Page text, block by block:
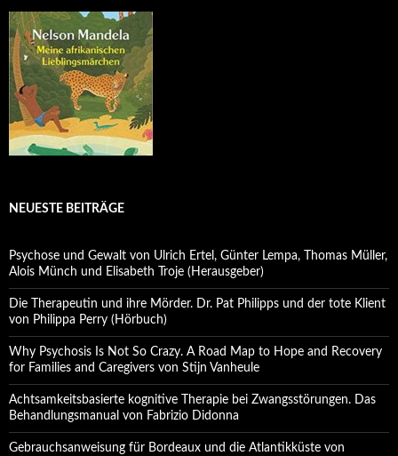
NEUESTE BEITRÄGE
Psychose und Gewalt von Ulrich Ertel, Günter Lempa, Thomas Müller,
Alois Münch und Elisabeth Troje (Herausgeber)
Die Therapeutin und ihre Mörder. Dr. Pat Philipps und der tote Klient
von Philippa Perry (Hörbuch)
Why Psychosis Is Not So Crazy. A Road Map to Hope and Recovery
for Families and Caregivers von Stijn Vanheule
Achtsamkeitsbasierte kognitive Therapie bei Zwangsstörungen. Das
Behandlungsmanual von Fabrizio Didonna
Gebrauchsanweisung für Bordeaux und die Atlantikküste von